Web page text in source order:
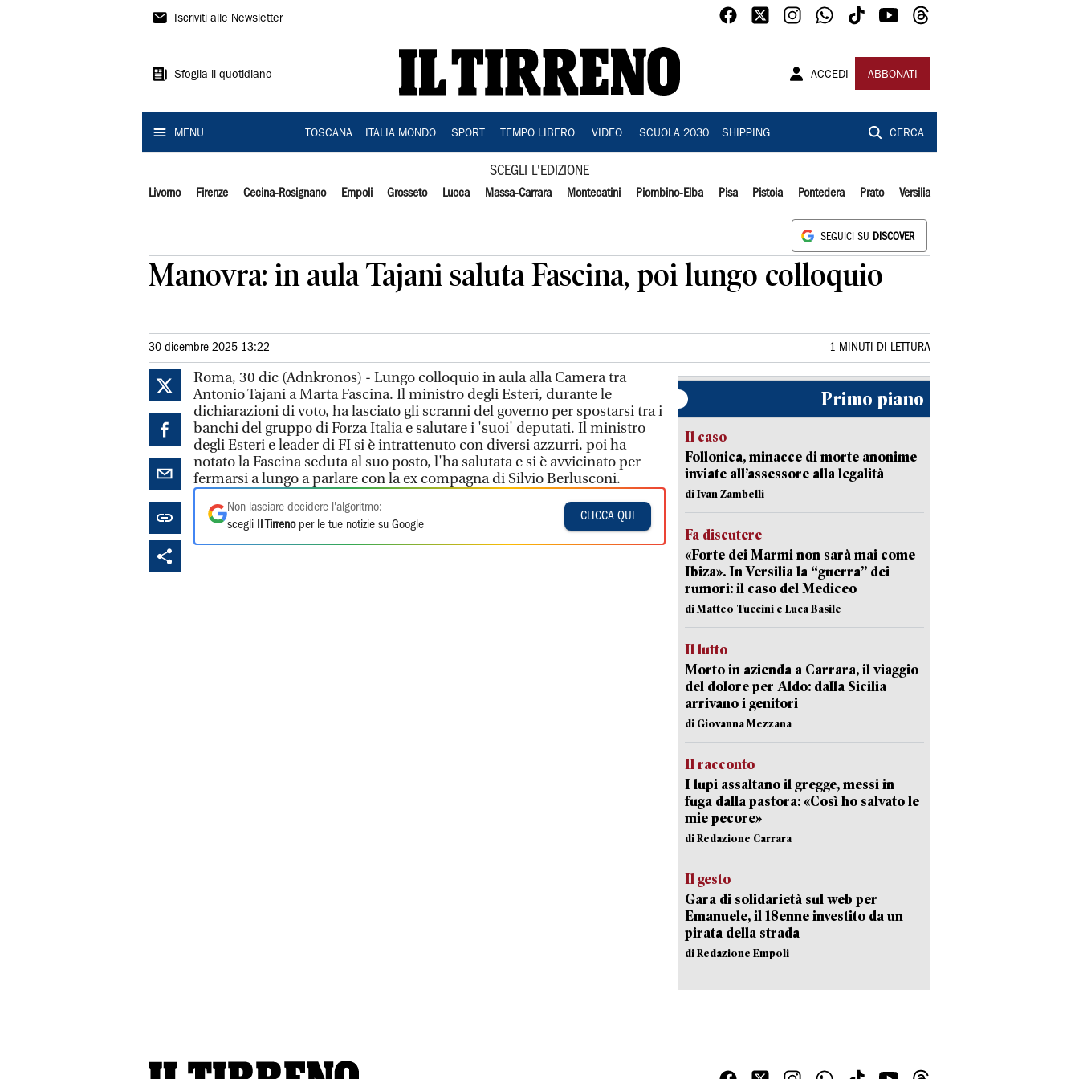
Il
Iscriviti alle Newsletter
Sfoglia il quotidiano ACCEDI ABBONATI
MENU TOSCANA ITALIA MONDO SPORT TEMPO LIBERO VIDEO SCUOLA 2030 SHIPPING CERCA
SCEGLI L'EDIZIONE
Livorno Firenze Cecina-Rosignano Empoli Grosseto Lucca Massa-Carrara Montecatini Piombino-Elba Pisa Pistoia Pontedera Prato Versilia
SEGUICI SU DISCOVER
Manovra: in aula Tajani saluta Fascina, poi lungo colloquio
30 dicembre 2025 13:22 1 MINUTI DI LETTURA
Roma, 30 dic (Adnkronos) - Lungo colloquio in aula alla Camera tra
Antonio Tajani a Marta Fascina. Il ministro degli Esteri, durante le
dichiarazioni di voto, ha lasciato gli scranni del governo per spostarsi tra i
banchi del gruppo di Forza Italia e salutare i 'suoi' deputati. Il ministro
degli Esteri e leader di FI si è intrattenuto con diversi azzurri, poi ha
notato la Fascina seduta al suo posto, l'ha salutata e si è avvicinato per
fermarsi a lungo a parlare con la ex compagna di Silvio Berlusconi.
Non lasciare decidere l'algoritmo:
scegli
Il Tirrenoper le tue notizie su Google
CLICCA QUI
Primo piano
Il caso
Follonica, minacce di morte anonime
inviate all’assessore alla legalità
di Ivan Zambelli
Fa discutere
«Forte dei Marmi non sarà mai come
Ibiza». In Versilia la “guerra” dei
rumori: il caso del Mediceo
di Matteo Tuccini e Luca Basile
Il lutto
Morto in azienda a Carrara, il viaggio
del dolore per Aldo: dalla Sicilia
arrivano i genitori
di Giovanna Mezzana
Il racconto
I lupi assaltano il gregge, messi in
fuga dalla pastora: «Così ho salvato le
mie pecore»
di Redazione Carrara
Il gesto
Gara di solidarietà sul web per
Emanuele, il 18enne investito da un
pirata della strada
di Redazione Empoli